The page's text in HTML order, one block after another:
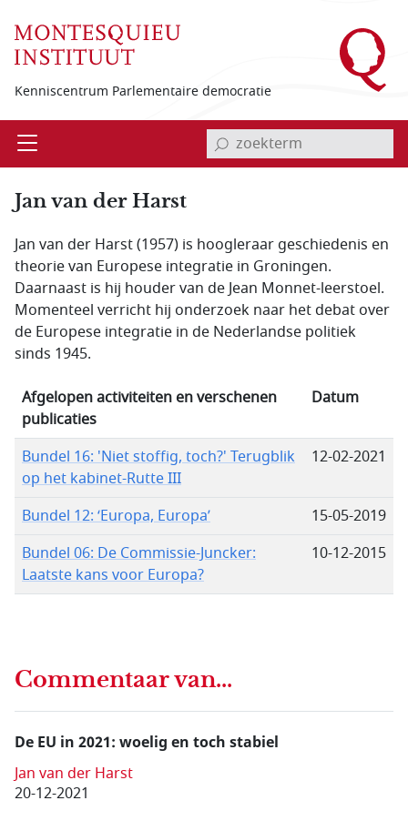
Kenniscentrum Parlementaire democratie
Open invoerveld zoekterm
Jan van der Harst
Jan van der Harst (1957) is hoogleraar geschiedenis en
theorie van Europese integratie in Groningen.
Daarnaast is hij houder van de Jean Monnet-leerstoel.
Momenteel verricht hij onderzoek naar het debat over
de Europese integratie in de Nederlandse politiek
sinds 1945.
Afgelopen activiteiten en verschenen
publicaties
Datum
Bundel 16: 'Niet stoffig, toch?' Terugblik
op het kabinet-Rutte III
12-02-2021
Bundel 12: ‘Europa, Europa’
15-05-2019
Bundel 06: De Commissie-Juncker:
Laatste kans voor Europa?
10-12-2015
Commentaar van...
De EU in 2021: woelig en toch stabiel
Jan van der Harst
20-12-2021